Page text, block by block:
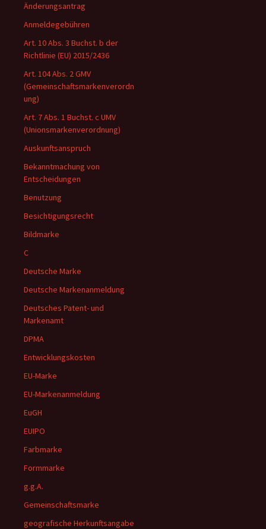
Änderungsantrag
Anmeldegebühren
Art. 10 Abs. 3 Buchst. b der
Richtlinie (EU) 2015/2436
Art. 104 Abs. 2 GMV
(Gemeinschaftsmarkenverordn
ung)
Art. 7 Abs. 1 Buchst. c UMV
(Unionsmarkenverordnung)
Auskunftsanspruch
Bekanntmachung von
Entscheidungen
Benutzung
Besichtigungsrecht
Bildmarke
C
Deutsche Marke
Deutsche Markenanmeldung
Deutsches Patent- und
Markenamt
DPMA
Entwicklungskosten
EU-Marke
EU-Markenanmeldung
EuGH
EUIPO
Farbmarke
Formmarke
g.g.A.
Gemeinschaftsmarke
geografische Herkunftsangabe